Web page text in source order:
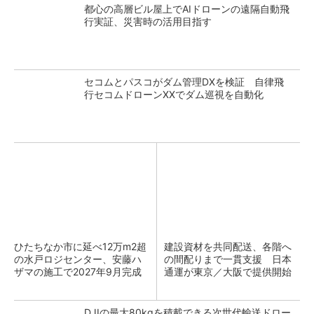
都心の高層ビル屋上でAIドローンの遠隔自動飛
行実証、災害時の活用目指す
セコムとパスコがダム管理DXを検証 自律飛
行セコムドローンXXでダム巡視を自動化
ひたちなか市に延べ12万m2超
の水戸ロジセンター、安藤ハ
ザマの施工で2027年9月完成
建設資材を共同配送、各階へ
の間配りまで一貫支援 日本
通運が東京／大阪で提供開始